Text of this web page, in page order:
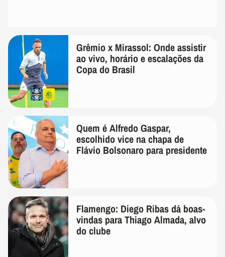
Grêmio x Mirassol: Onde assistir
ao vivo, horário e escalações da
Copa do Brasil
Quem é Alfredo Gaspar,
escolhido vice na chapa de
Flávio Bolsonaro para presidente
Flamengo: Diego Ribas dá boas-
vindas para Thiago Almada, alvo
do clube